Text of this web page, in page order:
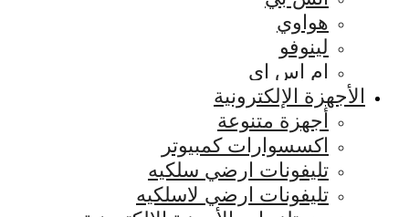
هواوي
لينوفو
ام اس اي
الأجهزة الإلكترونية
أجهزة متنوعة
اكسسوارات كمبيوتر
تليفونات ارضي سلكيه
تليفونات ارضي لاسلكيه